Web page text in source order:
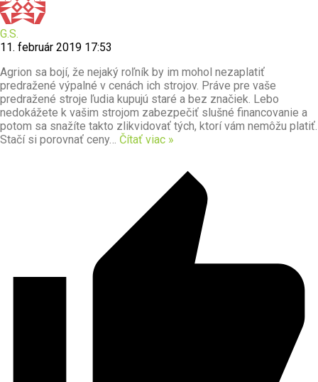
G.S.
11. február 2019 17:53
Agrion sa bojí, že nejaký roľník by im mohol nezaplatiť
predražené výpalné v cenách ich strojov. Práve pre vaše
predražené stroje ľudia kupujú staré a bez značiek. Lebo
nedokážete k vašim strojom zabezpečiť slušné financovanie a
potom sa snažíte takto zlikvidovať tých, ktorí vám nemôžu platiť.
Stačí si porovnať ceny… Čítať viac »